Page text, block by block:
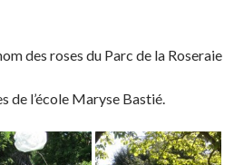
des roses du Parc de la Roseraie
de l’école Maryse Bastié.